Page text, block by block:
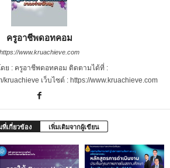
ครูอาชีพดอทคอม
https://www.kruachieve.com
ย : ครูอาชีพดอทคอม ติดตามได้ที่ :
kruachieve เว็บไซต์ : https://www.kruachieve.com
เกี่ยวข้อง เพิ่มเติมจากผู้เขียน